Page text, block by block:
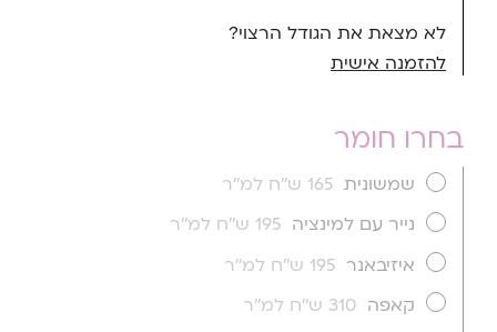
לא מצאת את הגודל הרצוי?
להזמנה אישית
בחרו חומר
שמשונית 165 ש''ח למ''ר
נייר עם למינציה 195 ש''ח למ''ר
איזיבאנר 195 ש''ח למ''ר
קאפה 310 ש''ח למ''ר